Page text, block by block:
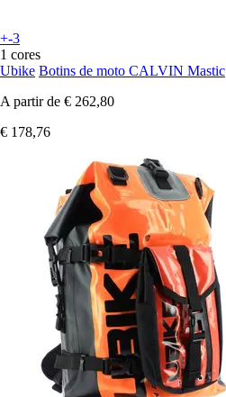
+-3
1 cores
Ubike Botins de moto CALVIN Mastic
A partir de € 262,80
€ 178,76